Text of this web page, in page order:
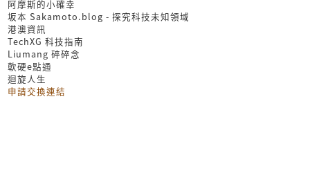
阿摩斯的小確幸
坂本 Sakamoto.blog - 探究科技未知領域
港澳資訊
TechXG 科技指南
Liumang 碎碎念
軟硬e點通
迴旋人生
申請交換連結